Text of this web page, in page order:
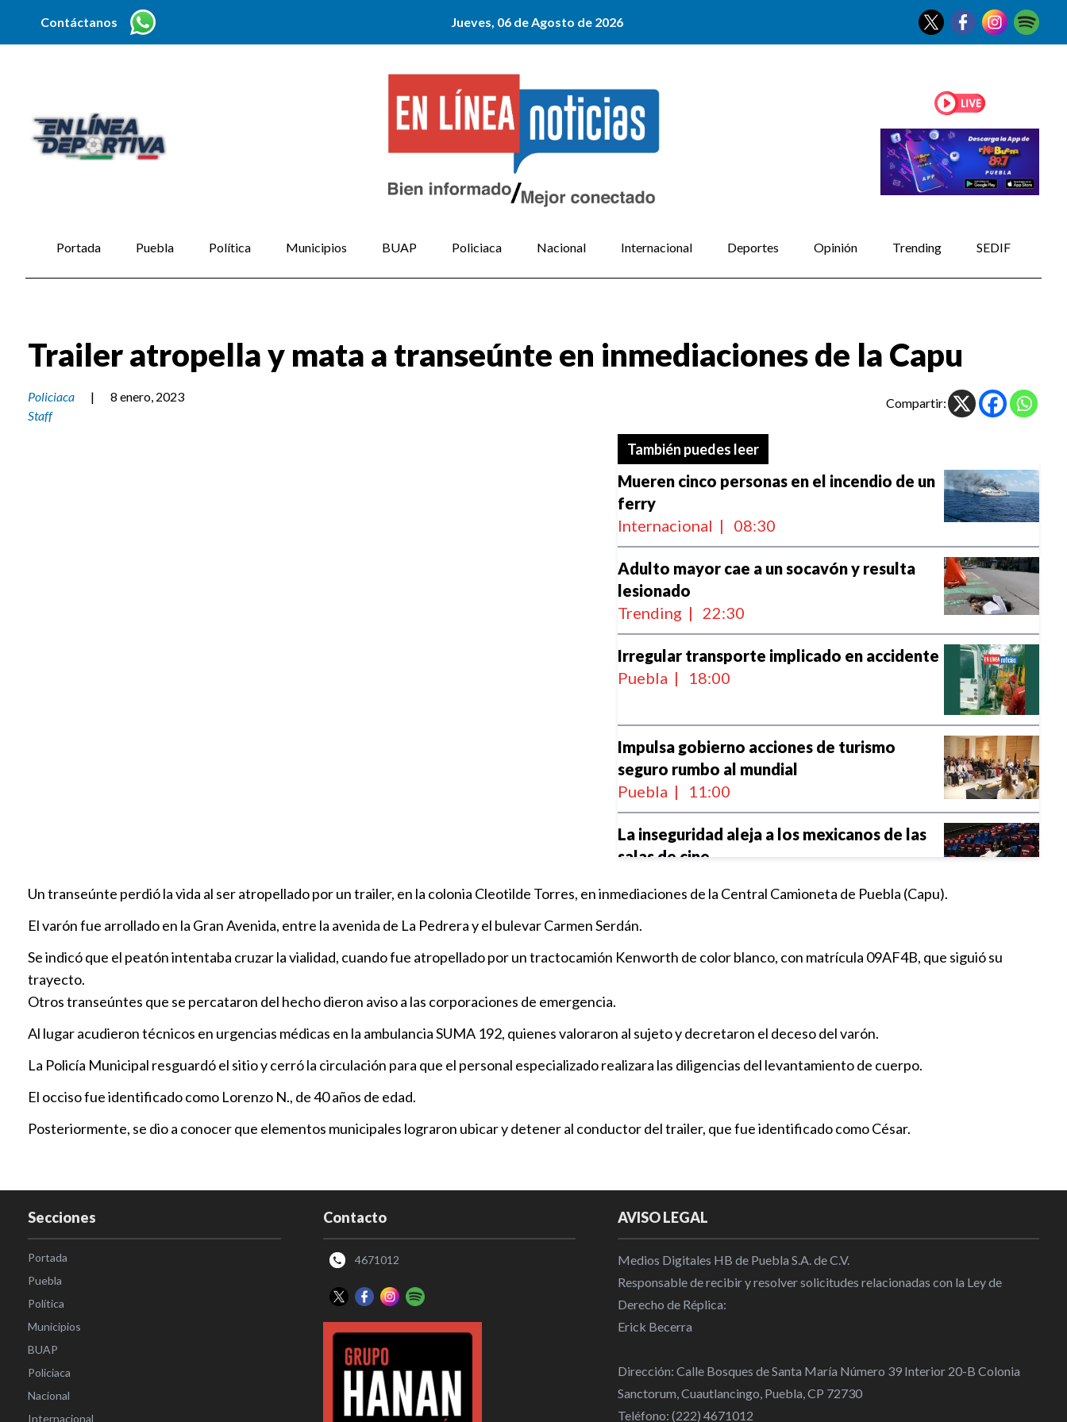
Contáctanos Jueves, 06 de Agosto de 2026
Portada Puebla Política Municipios BUAP Policiaca Nacional Internacional Deportes Opinión Trending SEDIF
Trailer atropella y mata a transeúnte en inmediaciones de la Capu
Policiaca |
8 enero, 2023
Staff
Compartir:
También puedes leer
Mueren cinco personas en el incendio de un
ferry
Internacional | 08:30
Adulto mayor cae a un socavón y resulta
lesionado
Trending | 22:30
Irregular transporte implicado en accidente
Puebla | 18:00
Impulsa gobierno acciones de turismo
seguro rumbo al mundial
Puebla | 11:00
La inseguridad aleja a los mexicanos de las
salas de cine
Detiene Policía Municipal de Atlixco a
Policiaca | 11:28
Un avión de combate de EEUU se estrella en
Ormuz
Juicio en Grecia por accidentede tren con
La hija de El Mayo fue liberada tras
operativo por no tener cargos
Nacional | 18:00
SSC de Huejotzingo sin tregua con la
delincuencia
Un transeúnte perdió la vida al ser atropellado por un trailer, en la colonia Cleotilde Torres, en inmediaciones de la Central Camioneta de Puebla (Capu).
El varón fue arrollado en la Gran Avenida, entre la avenida de La Pedrera y el bulevar Carmen Serdán.
Se indicó que el peatón intentaba cruzar la vialidad, cuando fue atropellado por un tractocamión Kenworth de color blanco, con matrícula 09AF4B, que siguió su
trayecto.
Otros transeúntes que se percataron del hecho dieron aviso a las corporaciones de emergencia.
Al lugar acudieron técnicos en urgencias médicas en la ambulancia SUMA 192, quienes valoraron al sujeto y decretaron el deceso del varón.
La Policía Municipal resguardó el sitio y cerró la circulación para que el personal especializado realizara las diligencias del levantamiento de cuerpo.
El occiso fue identificado como Lorenzo N., de 40 años de edad.
Posteriormente, se dio a conocer que elementos municipales lograron ubicar y detener al conductor del trailer, que fue identificado como César.
Secciones
Portada
Puebla
Política
Municipios
BUAP
Policiaca
Nacional
Internacional
Contacto
4671012
AVISO LEGAL
Medios Digitales HB de Puebla S.A. de C.V.
Responsable de recibir y resolver solicitudes relacionadas con la Ley de
Derecho de Réplica:
Erick Becerra
Dirección: Calle Bosques de Santa María Número 39 Interior 20-B Colonia
Sanctorum, Cuautlancingo, Puebla, CP 72730
Teléfono: (222) 4671012